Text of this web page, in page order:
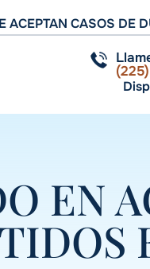
ACEPTAN CASOS DE
EN